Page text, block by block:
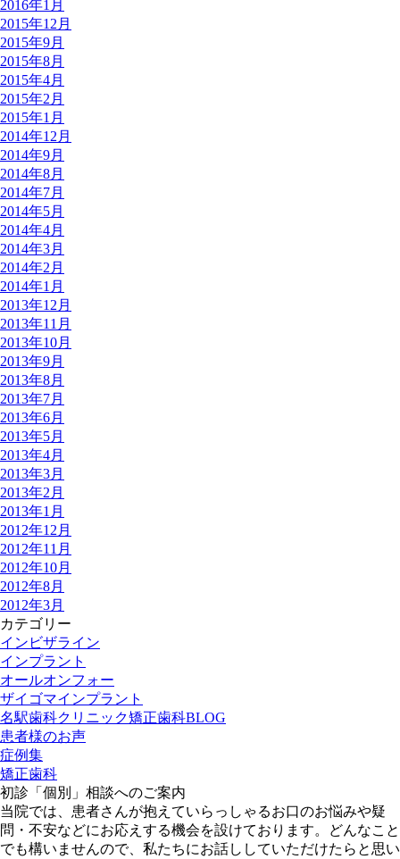
2016年1月
2015年12月
2015年9月
2015年8月
2015年4月
2015年2月
2015年1月
2014年12月
2014年9月
2014年8月
2014年7月
2014年5月
2014年4月
2014年3月
2014年2月
2014年1月
2013年12月
2013年11月
2013年10月
2013年9月
2013年8月
2013年7月
2013年6月
2013年5月
2013年4月
2013年3月
2013年2月
2013年1月
2012年12月
2012年11月
2012年10月
2012年8月
2012年3月
カテゴリー
インビザライン
インプラント
オールオンフォー
ザイゴマインプラント
名駅歯科クリニック矯正歯科BLOG
患者様のお声
症例集
矯正歯科
初診「個別」相談へのご案内
当院では、患者さんが抱えていらっしゃるお口のお悩みや疑
問・不安などにお応えする機会を設けております。どんなこと
でも構いませんので、私たちにお話ししていただけたらと思い